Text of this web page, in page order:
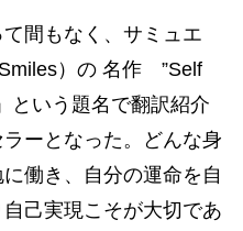
間もなく、サミュエ
）の 名作 ”Self
いう題名で翻訳紹介
ーとなった。どんな身
働き、自分の運命を自
己実現こそが大切であ